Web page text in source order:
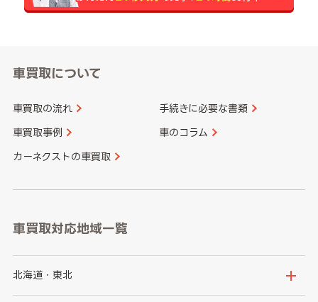
車買取について
車買取の流れ 手続きに必要な書類
車買取事例 車のコラム
カーネクストの車買取
車買取対応地域一覧
北海道・東北